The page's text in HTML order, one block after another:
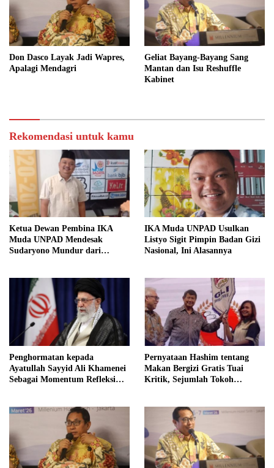
Don Dasco Layak Jadi Wapres,
Apalagi Mendagri
Geliat Bayang-Bayang Sang
Mantan dan Isu Reshuffle
Kabinet
Rekomendasi untuk kamu
Ketua Dewan Pembina IKA
Muda UNPAD Mendesak
Sudaryono Mundur dari
Independensi Badan Gizi
Nasional
IKA Muda UNPAD Usulkan
Listyo Sigit Pimpin Badan Gizi
Nasional, Ini Alasannya
Penghormatan kepada
Ayatullah Sayyid Ali Khamenei
Sebagai Momentum Refleksi
bagi Indonesia
Pernyataan Hashim tentang
Makan Bergizi Gratis Tuai
Kritik, Sejumlah Tokoh